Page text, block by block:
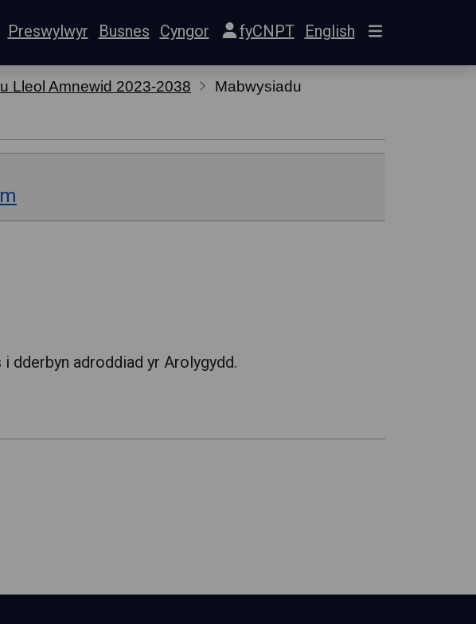
Preswylwyr Busnes Cyngor fyCNPT English
Lleol Amnewid 2023-2038 Mabwysiadu
dderbyn adroddiad yr Arolygydd.